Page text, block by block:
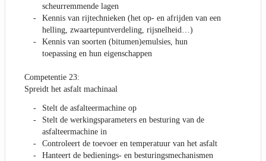
scheurremmende lagen
Kennis van rijtechnieken (het op- en afrijden van een
helling, zwaartepuntverdeling, rijsnelheid…)
Kennis van soorten (bitumen)emulsies, hun
toepassing en hun eigenschappen
Competentie 23:
Spreidt het asfalt machinaal
Stelt de asfalteermachine op
Stelt de werkingsparameters en besturing van de
asfalteermachine in
Controleert de toevoer en temperatuur van het asfalt
Hanteert de bedienings- en besturingsmechanismen